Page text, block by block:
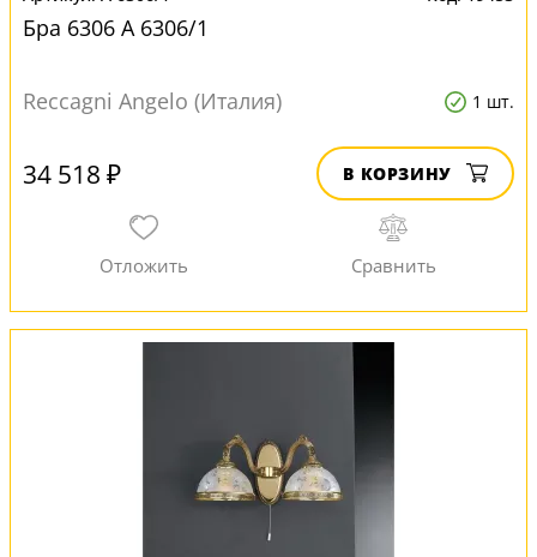
Бра 6306 A 6306/1
Reccagni Angelo (Италия) 1 шт.
34 518 ₽ В КОРЗИНУ